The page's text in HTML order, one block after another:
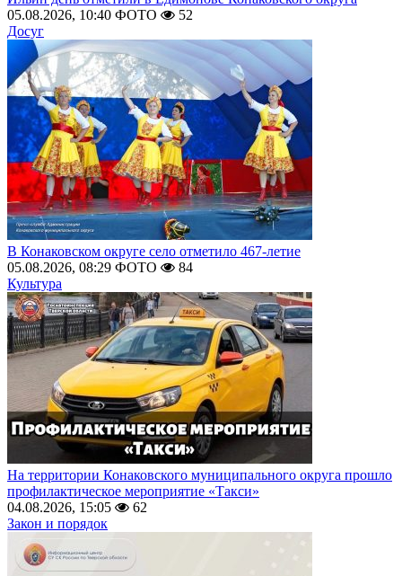
05.08.2026, 10:40 ФОТО
52
Досуг
В Конаковском округе село отметило 467-летие
05.08.2026, 08:29 ФОТО
84
Культура
На территории Конаковского муниципального округа прошло
профилактическое мероприятие «Такси»
04.08.2026, 15:05
62
Закон и порядок